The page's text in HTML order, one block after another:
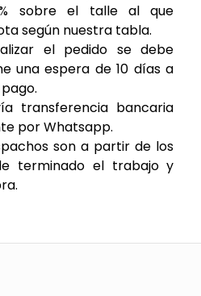
sobre el talle al que
según nuestra tabla.
el pedido se debe
una espera de 10 días a
transferencia bancaria
por Whatsapp.
son a partir de los
terminado el trabajo y